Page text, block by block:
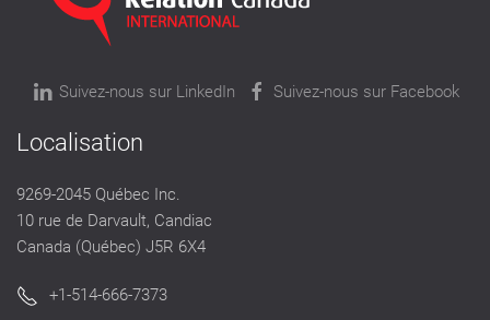
Suivez-nous sur LinkedIn Suivez-nous sur Facebook
Localisation
9269-2045 Québec Inc.
10 rue de Darvault, Candiac
Canada (Québec) J5R 6X4
+1-514-666-7373